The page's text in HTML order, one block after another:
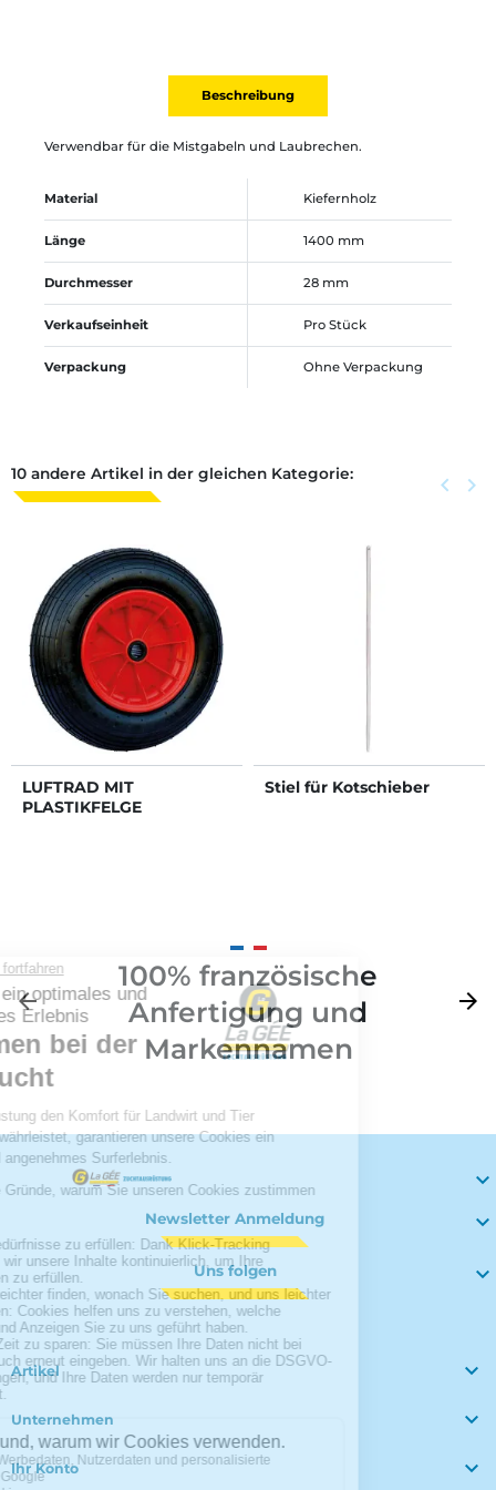
Beschreibung
Verwendbar für die Mistgabeln und Laubrechen.
Material Kiefernholz
Länge 1400 mm
Durchmesser 28 mm
Verkaufseinheit Pro Stück
Verpackung Ohne Verpackung
10 andere Artikel in der gleichen Kategorie: Zurück
keyboard_arrow_left keyboard_arrow_right
LUFTRAD MIT
PLASTIKFELGE
Stiel für Kotschieber
Zurück
arrow_back
100% französische
Anfertigung und
Markennamen
Weiter
arrow_forward

Newsletter Anmeldung 
Uns folgen 
Artikel 
Unternehmen 
Ihr Konto 